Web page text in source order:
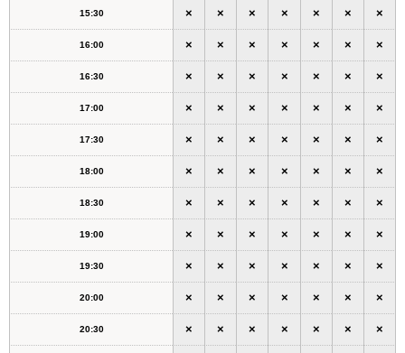
15:30 × × × × × × ×
16:00 × × × × × × ×
16:30 × × × × × × ×
17:00 × × × × × × ×
17:30 × × × × × × ×
18:00 × × × × × × ×
18:30 × × × × × × ×
19:00 × × × × × × ×
19:30 × × × × × × ×
20:00 × × × × × × ×
20:30 × × × × × × ×